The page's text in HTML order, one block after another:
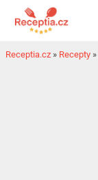
Receptia.cz » Recepty »